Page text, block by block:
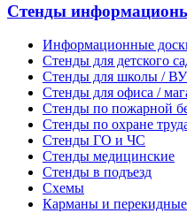
Стенды
Информационные
Стенды для детского
Стенды для школы /
Стенды для офиса /
Стенды по пожарной
Стенды по охране
Стенды ГО и ЧС
Стенды медицинские
Стенды в подъезд
Схемы
Карманы и